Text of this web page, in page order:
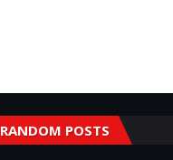
RANDOM POSTS